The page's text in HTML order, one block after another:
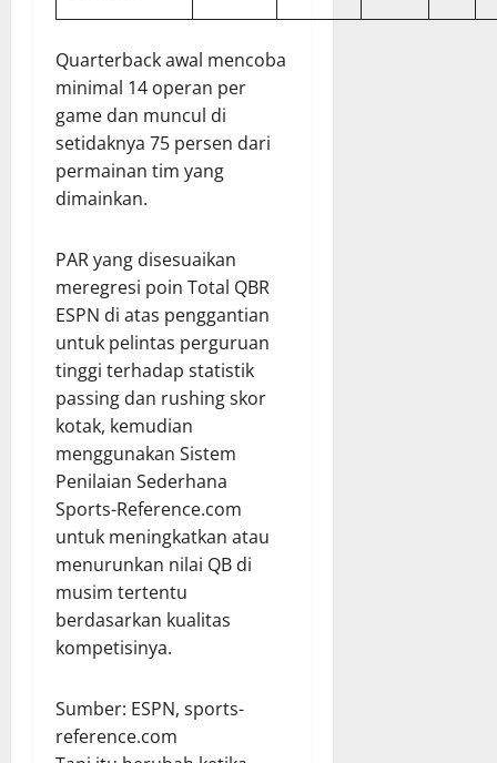
Quarterback awal mencoba
minimal 14 operan per
game dan muncul di
setidaknya 75 persen dari
permainan tim yang
dimainkan.
PAR yang disesuaikan
meregresi poin Total QBR
ESPN di atas penggantian
untuk pelintas perguruan
tinggi terhadap statistik
passing dan rushing skor
kotak, kemudian
menggunakan Sistem
Penilaian Sederhana
Sports-Reference.com
untuk meningkatkan atau
menurunkan nilai QB di
musim tertentu
berdasarkan kualitas
kompetisinya.
Sumber: ESPN, sports-
reference.com